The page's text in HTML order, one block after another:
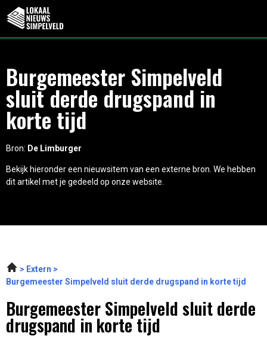
Burgemeester Simpelveld
sluit derde drugspand in
korte tijd
Bron: De Limburger
Bekijk hieronder een nieuwsitem van een externe bron. We hebben
dit artikel met je gedeeld op onze website.
Extern
Burgemeester Simpelveld sluit derde drugspand in korte tijd
Burgemeester Simpelveld sluit derde
drugspand in korte tijd